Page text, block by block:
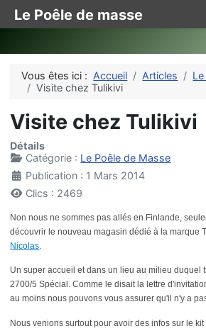
Vous êtes ici : Accueil Articles
Visite chez Tulikivi
Visite chez Tulikivi
Détails
Catégorie : Le Poêle de Masse
Publication : 1 Mars 2014
Clics : 2469
Non nous ne sommes pas allés en Finlande,
découvrir le nouveau magasin dédié à la marque
Nicolas
Un super accueil et dans un lieu au milieu duquel
2700/5 Spécial. Comme le disait la lettre
au moins nous pouvons vous assurer qu'il n'y a
Nous venions surtout pour avoir des infos sur le
Le Poêle de masse